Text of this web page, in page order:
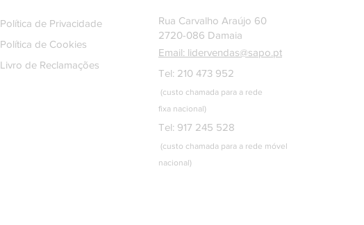
Política de Privacidade
Política de Cookies
Livro de Reclamações
Rua Carvalho Araújo 60
2720-086 Damaia
Email: lidervendas@sapo.pt
Tel: 210 473 952
(custo chamada para a rede
fixa nacional)
Tel: 917 245 528
(custo chamada para a rede móvel
nacional)